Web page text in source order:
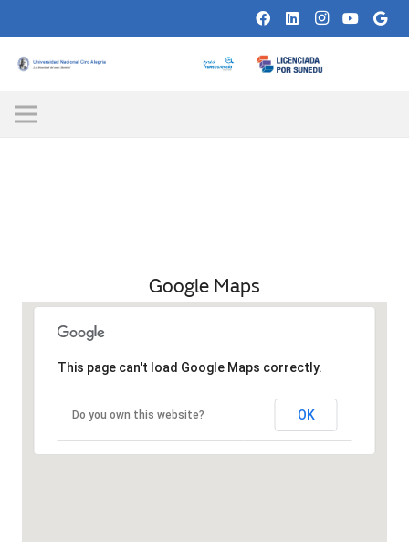
Google Maps
This page can't load Google Maps correctly.
Do you own this website? OK